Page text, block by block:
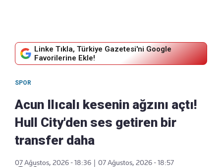
Linke Tıkla, Türkiye Gazetesi'ni Google
Favorilerine Ekle!
SPOR
Acun Ilıcalı kesenin ağzını açtı!
Hull City'den ses getiren bir
transfer daha
07 Ağustos, 2026 - 18:36
07 Ağustos, 2026 - 18:57